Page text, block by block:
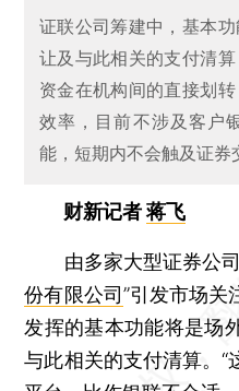
证联公司筹建中，基本
让及与此相关的支付清
资金在机构间的直接划
效率，目前不涉及客户
能，短期内不会触及证
财新记者蒋飞
由多家大型证券公司
份有限公司”引发市场关
发挥的基本功能将是场
与此相关的支付清算。“